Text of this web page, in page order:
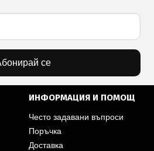
се
ИНФОРМАЦИЯ И ПОМОЩ
Често задавани въпроси
Поръчка
Доставка